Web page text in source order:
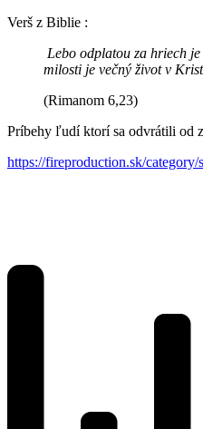
Verš z Biblie :
Lebo odplatou za hriech
milosti je večný život v
(Rimanom 6,23)
Príbehy ľudí ktorí sa odvrátili od
https://fireproduction.sk/category/